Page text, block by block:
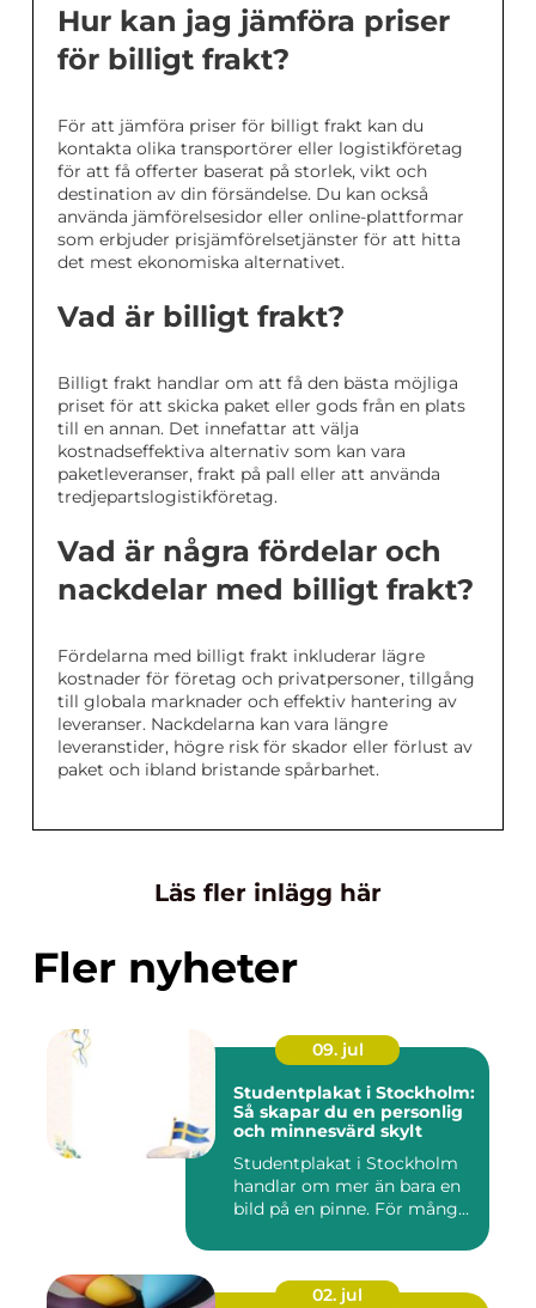
Hur kan jag jämföra priser
för billigt frakt?
För att jämföra priser för billigt frakt kan du
kontakta olika transportörer eller logistikföretag
för att få offerter baserat på storlek, vikt och
destination av din försändelse. Du kan också
använda jämförelsesidor eller online-plattformar
som erbjuder prisjämförelsetjänster för att hitta
det mest ekonomiska alternativet.
Vad är billigt frakt?
Billigt frakt handlar om att få den bästa möjliga
priset för att skicka paket eller gods från en plats
till en annan. Det innefattar att välja
kostnadseffektiva alternativ som kan vara
paketleveranser, frakt på pall eller att använda
tredjepartslogistikföretag.
Vad är några fördelar och
nackdelar med billigt frakt?
Fördelarna med billigt frakt inkluderar lägre
kostnader för företag och privatpersoner, tillgång
till globala marknader och effektiv hantering av
leveranser. Nackdelarna kan vara längre
leveranstider, högre risk för skador eller förlust av
paket och ibland bristande spårbarhet.
Läs fler inlägg här
Fler nyheter
09. jul
Studentplakat i Stockholm:
Så skapar du en personlig
och minnesvärd skylt
Studentplakat i Stockholm
handlar om mer än bara en
bild på en pinne. För mång...
02. jul